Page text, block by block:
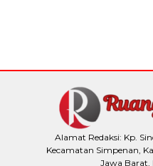
Alamat Redaksi: Kp.
Kecamatan Simpenan,
Jawa Barat,